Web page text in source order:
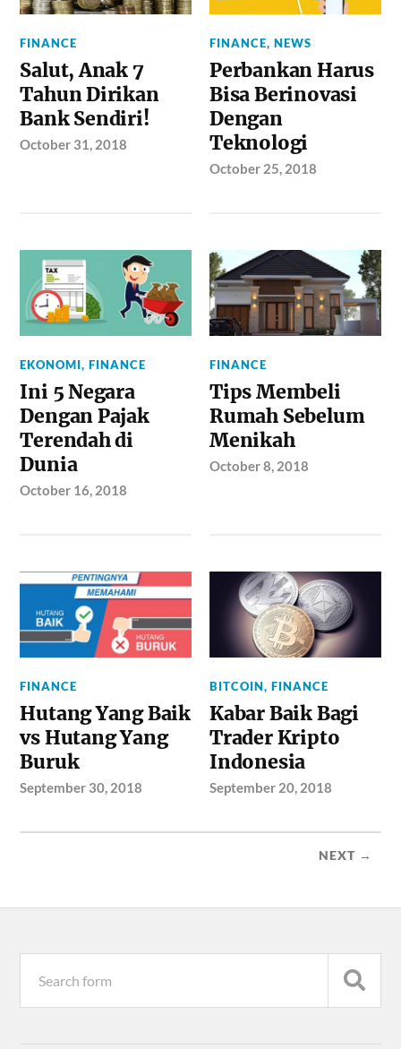
FINANCE
Salut, Anak 7
Tahun Dirikan
Bank Sendiri!
October 31, 2018
FINANCE,NEWS
Perbankan Harus
Bisa Berinovasi
Dengan
Teknologi
October 25, 2018
EKONOMI,FINANCE
Ini 5 Negara
Dengan Pajak
Terendah di
Dunia
October 16, 2018
FINANCE
Tips Membeli
Rumah Sebelum
Menikah
October 8, 2018
FINANCE
Hutang Yang Baik
vs Hutang Yang
Buruk
September 30, 2018
BITCOIN,FINANCE
Kabar Baik Bagi
Trader Kripto
Indonesia
September 20, 2018
NEXT →